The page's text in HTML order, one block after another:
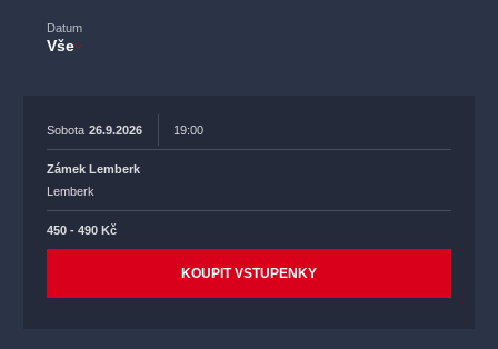
Datum
Vše
Sobota 26.9.2026 19:00
Zámek Lemberk
Lemberk
450 - 490 Kč
KOUPIT VSTUPENKY